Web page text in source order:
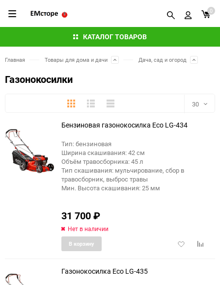
КАТАЛОГ ТОВАРОВ
0
Главная Товары для дома и дачи Дача, сад и огород
Газонокосилки
ПлиткаПодробноКомпактно 30
30
90
еще 3 фото
Бензиновая газонокосилка Eco LG-434
Тип: бензиновая
Ширина скашивания: 42 см
Объём травосборника: 45 л
Тип скашивания: мульчирование, сбор в
травосборник, выброс травы
Мин. Высота скашивания: 25 мм
31 700₽
Нет в наличии
Добавить
В корзину
Газонокосилка Eco LG-435